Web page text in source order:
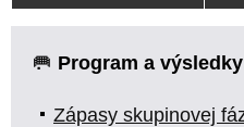
🥅 Program a
Zápasy skupinovej